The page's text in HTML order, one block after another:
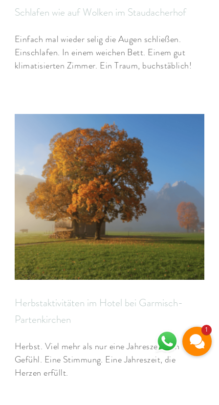
Schlafen wie auf Wolken im Staudacherhof
Einfach mal wieder selig die Augen schließen.
Einschlafen. In einem weichen Bett. Einem gut
klimatisierten Zimmer. Ein Traum, buchstäblich!
Herbstaktivitäten im Hotel bei Garmisch-
Partenkirchen
Herbst. Viel mehr als nur eine Jahreszeit. Ein
Gefühl. Eine Stimmung. Eine Jahreszeit, die
Herzen erfüllt.
1